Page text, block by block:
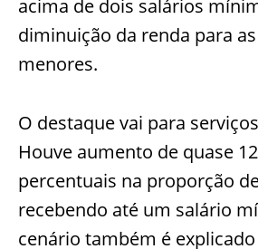
acima de dois salários
diminuição da renda para
menores.
O destaque vai para
Houve aumento de quase
percentuais na proporção
recebendo até um salário
cenário também é